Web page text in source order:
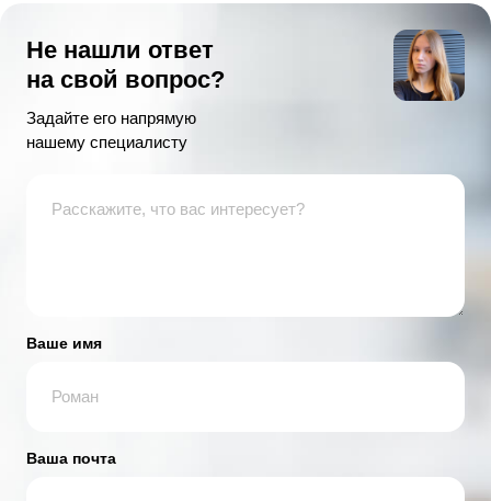
Не нашли ответ
на свой вопрос?
Задайте его напрямую
нашему специалисту
Ваше имя
Ваша почта